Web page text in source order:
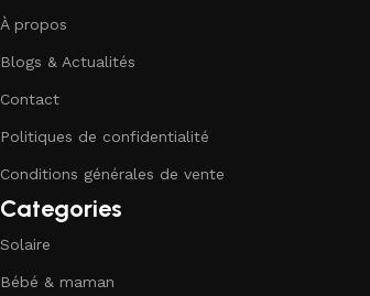
À propos
Blogs & Actualités
Contact
Politiques de confidentialité
Conditions générales de vente
Categories
Solaire
Bébé & maman